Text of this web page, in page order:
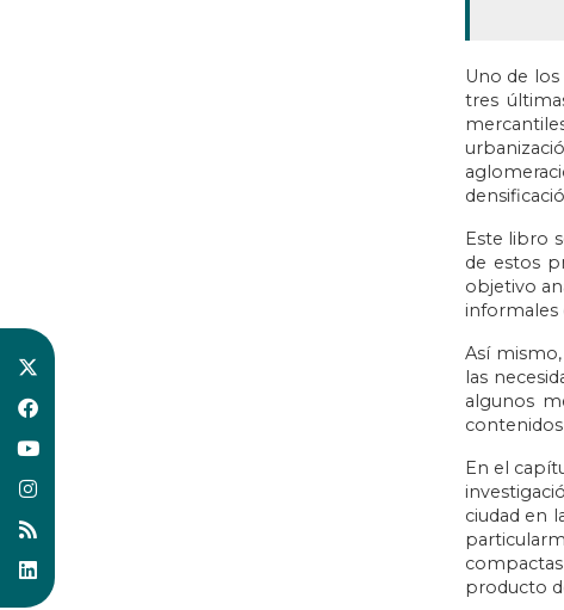
Uno de
tres
Este libro
de estos
objetivo
informales
Así
las
algunos
En el
ciudad en
producto